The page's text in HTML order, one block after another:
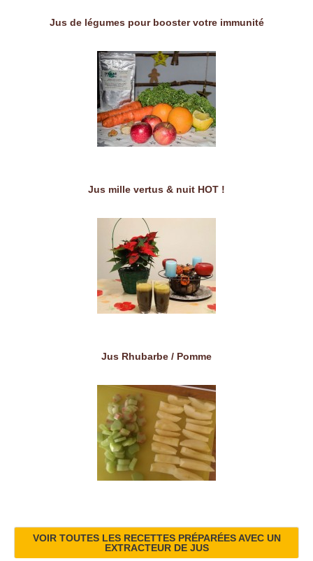
Jus de légumes pour booster votre immunité
Jus mille vertus & nuit HOT !
Jus Rhubarbe / Pomme
VOIR TOUTES LES RECETTES PRÉPARÉES AVEC UN
EXTRACTEUR DE JUS